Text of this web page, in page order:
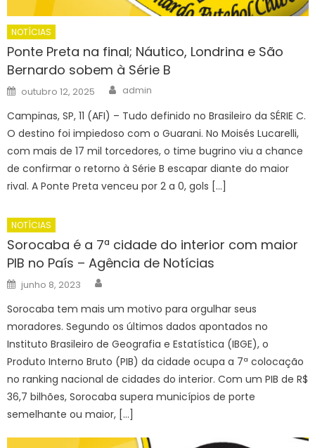
NOTÍCIAS
Ponte Preta na final; Náutico, Londrina e São
Bernardo sobem à Série B
Posted
on
outubro 12, 2025 Author
admin
Campinas, SP, 11 (AFI) – Tudo definido no Brasileiro da SÉRIE C.
O destino foi impiedoso com o Guarani. No Moisés Lucarelli,
com mais de 17 mil torcedores, o time bugrino viu a chance
de confirmar o retorno à Série B escapar diante do maior
rival. A Ponte Preta venceu por 2 a 0, gols […]
NOTÍCIAS
Sorocaba é a 7ª cidade do interior com maior
PIB no País – Agência de Notícias
Posted
on
junho 8, 2023
Sorocaba tem mais um motivo para orgulhar seus
moradores. Segundo os últimos dados apontados no
Instituto Brasileiro de Geografia e Estatística (IBGE), o
Produto Interno Bruto (PIB) da cidade ocupa a 7ª colocação
no ranking nacional de cidades do interior. Com um PIB de R$
36,7 bilhões, Sorocaba supera municípios de porte
semelhante ou maior, […]